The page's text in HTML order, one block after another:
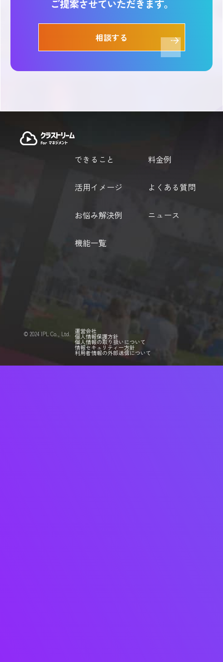
ご提案させていただきます。
相談する
できること
活用イメージ
お悩み解決例
機能一覧
料金例
よくある質問
ニュース
運営会社
個人情報保護方針
個人情報の取り扱いについて
情報セキュリティー方針
利用者情報の外部送信について
©️ 2024 IPL Co., Ltd.